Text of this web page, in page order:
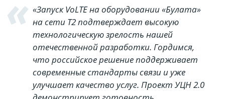
«Запуск VoLTE на оборудовании «Булата»
на сети Т2 подтверждает высокую
технологическую зрелость нашей
отечественной разработки. Гордимся,
что российское решение поддерживает
современные стандарты связи и уже
улучшает качество услуг. Проект УЦН 2.0